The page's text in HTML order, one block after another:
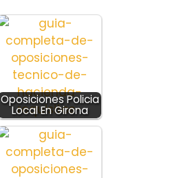
Oposiciones Policia
Local En Girona